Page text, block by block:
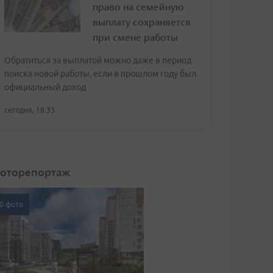
право на семейную
выплату сохраняется
при смене работы
Обратиться за выплатой можно даже в период
поиска новой работы, если в прошлом году был
официальный доход
сегодня, 18:33
фото